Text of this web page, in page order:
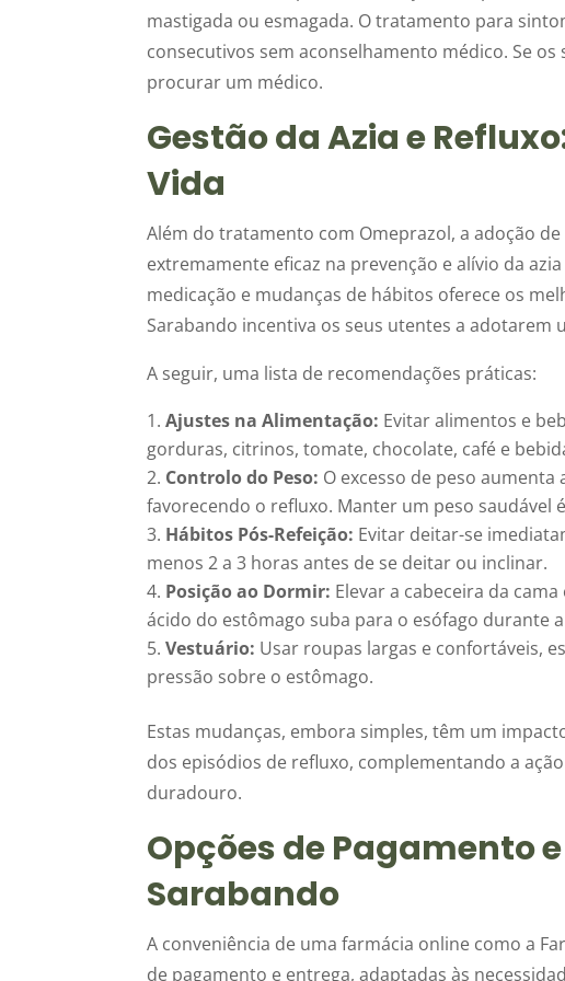
mastigada ou esmagada. O tratamento para
consecutivos sem aconselhamento médico. Se
procurar um médico.
Gestão da Azia e
Vida
Além do tratamento com Omeprazol, a adoção
extremamente eficaz na prevenção e alívio da
medicação e mudanças de hábitos oferece os
Sarabando incentiva os seus utentes a adotarem
A seguir, uma lista de recomendações práticas:
Ajustes na Alimentação: Evitar alimentos e
gorduras, citrinos, tomate, chocolate, café e
Controlo do Peso: O excesso de peso
favorecendo o refluxo. Manter um peso saudável
Hábitos Pós-Refeição: Evitar deitar-se
menos 2 a 3 horas antes de se deitar ou inclinar.
Posição ao Dormir: Elevar a cabeceira da
ácido do estômago suba para o esófago durante
Vestuário: Usar roupas largas e confortáveis,
pressão sobre o estômago.
Estas mudanças, embora simples, têm um
dos episódios de refluxo, complementando a
duradouro.
Opções de Pagamento
Sarabando
A conveniência de uma farmácia online como a
de pagamento e entrega, adaptadas às